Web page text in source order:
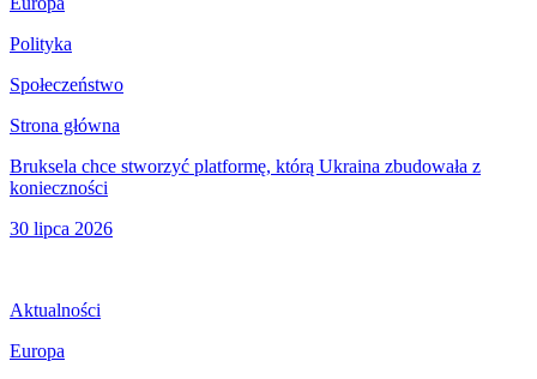
Polityka
Społeczeństwo
Strona główna
Bruksela chce stworzyć platformę, którą Ukraina zbudowała z
konieczności
30 lipca 2026
Aktualności
Europa